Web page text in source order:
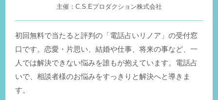
C.S.Eプロダクション株式会社
初回無料で当たると評判の「電話占いリノア」の受付窓
口です。恋愛・片思い、結婚や仕事、将来の事など、一
人では解決できない悩みを誰もが抱えています。電話占
いで、相談者様のお悩みをすっきりと解決へと導きま
す。